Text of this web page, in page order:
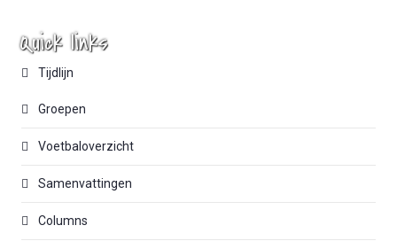
Quick links
Tijdlijn
Groepen
Voetbaloverzicht
Samenvattingen
Columns